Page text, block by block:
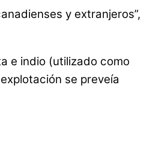
y extranjeros”,
e indio (utilizado como
se preveía